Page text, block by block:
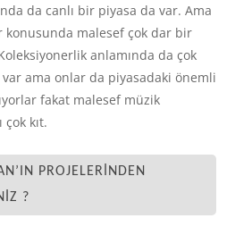
da canlı bir piyasa da var. Ama
konusunda malesef çok dar bir
anlamında da çok
ama onlar da piyasadaki önemli
fakat malesef müzik
çok kıt.
PROJELERINDEN
?